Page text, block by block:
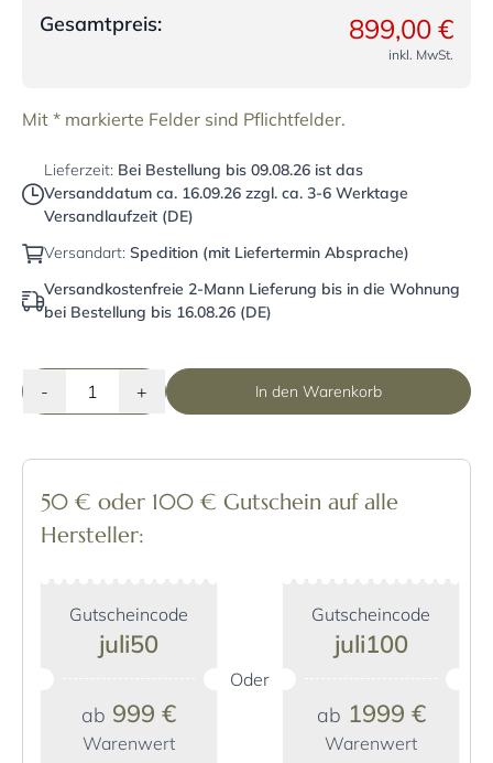
Gesamtpreis:
899,00 €
inkl. MwSt.
Mit * markierte Felder sind Pflichtfelder.
Lieferzeit: Bei Bestellung bis 09.08.26 ist das
Versanddatum ca. 16.09.26 zzgl. ca. 3-6 Werktage
Versandlaufzeit (DE)
Versandart: Spedition (mit Liefertermin Absprache)
Versandkostenfreie 2-Mann Lieferung bis in die Wohnung
bei Bestellung bis 16.08.26 (DE)
- + In den Warenkorb
50 € oder 100 € Gutschein auf alle
Hersteller:
Gutscheincode
juli50
ab 999 €
Warenwert
Oder
Gutscheincode
juli100
ab 1999 €
Warenwert